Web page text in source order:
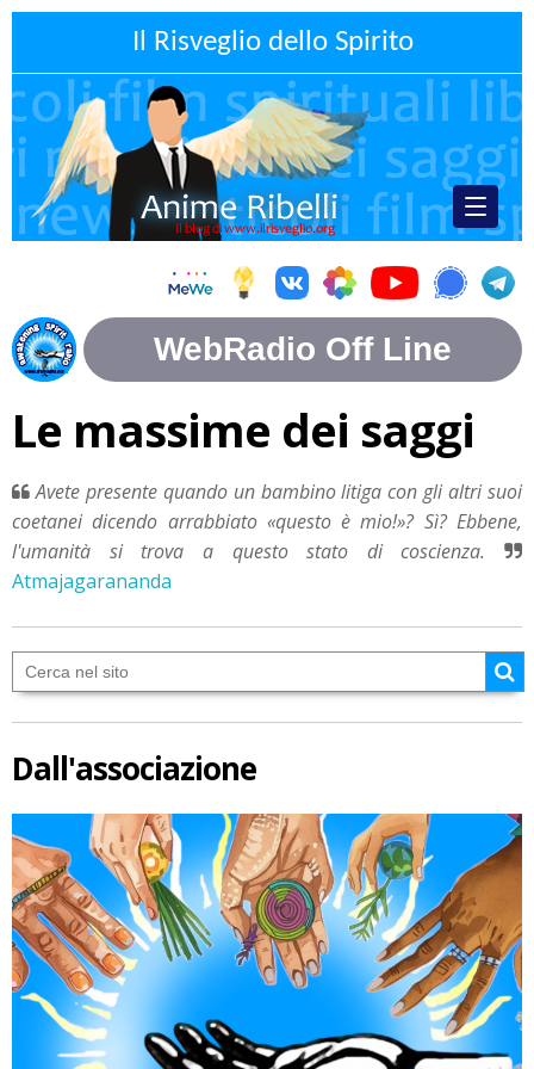
Il Risveglio dello Spirito
Le massime dei saggi
Avete presente quando un bambino litiga con gli altri suoi
coetanei dicendo arrabbiato «questo è mio!»? Sì? Ebbene,
l'umanità si trova a questo stato di coscienza.
Atmajagarananda
Dall'associazione